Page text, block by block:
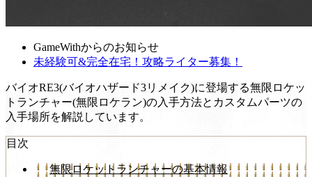
GameWithからのお知らせ
未経験可&完全在宅！攻略ライター募集！
バイオRE3(バイオハザード3リメイク)に登場する無限ロケッ
トランチャー(無限ロケラン)の入手方法とカスタムパーツの
入手場所を解説しています。
目次
無限ロケットランチャーの基本情報